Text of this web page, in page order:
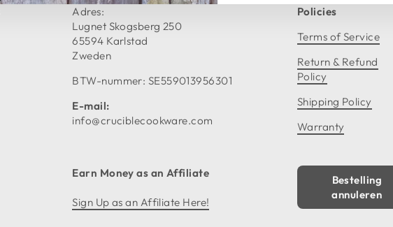
Adres:
Lugnet Skogsberg 250
65594 Karlstad
Zweden
BTW-nummer: SE559013956301
E-mail:
info@cruciblecookware.com
Policies
Terms of Service
Return & Refund
Policy
Shipping Policy
Warranty
Earn Money as an Affiliate
Sign Up as an Affiliate Here!
Bestelling
annuleren
IN